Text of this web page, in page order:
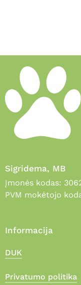
Sigridema, MB
Įmonės kodas:
PVM mokėtojo
Informacija
DUK
Privatumo politika